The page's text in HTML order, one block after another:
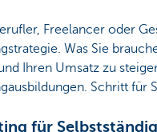
Freelancer oder
Was Sie
Ihren Umsatz zu
Schritt für
für